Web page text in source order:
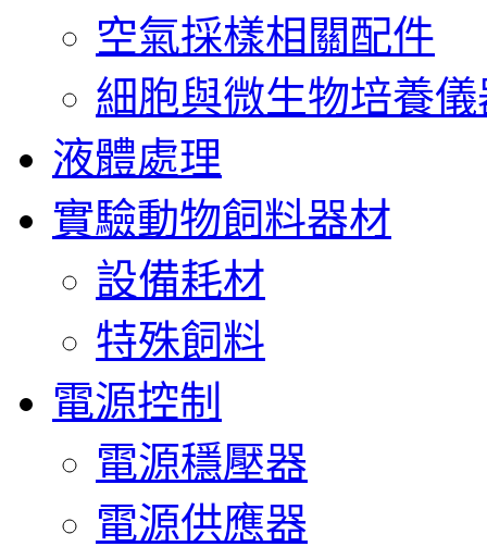
空氣採樣相關配件
細胞與微生物培養
液體處理
實驗動物飼料器材
設備耗材
特殊飼料
電源控制
電源穩壓器
電源供應器